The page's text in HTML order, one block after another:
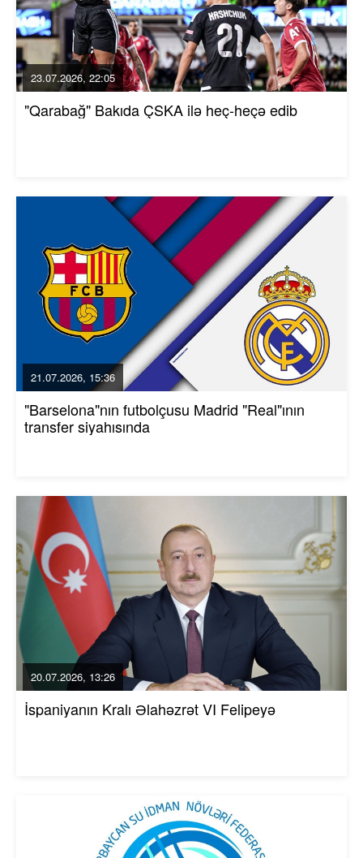
23.07.2026, 22:05
"Qarabağ" Bakıda ÇSKA ilə heç-heçə edib
21.07.2026, 15:36
"Barselona"nın futbolçusu Madrid "Real"ının
transfer siyahısında
20.07.2026, 13:26
İspaniyanın Kralı Əlahəzrət VI Felipeyə